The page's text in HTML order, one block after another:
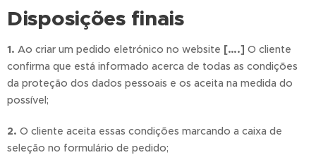
Disposições finais
1. Ao criar um pedido eletrónico no website [….] O cliente
confirma que está informado acerca de todas as condições
da proteção dos dados pessoais e os aceita na medida do
possível;
2. O cliente aceita essas condições marcando a caixa de
seleção no formulário de pedido;